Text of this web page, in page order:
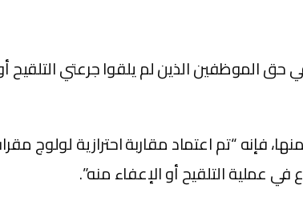
حق الموظفين الذين لم يلقوا جرعتي التلقيح
فإنه “تم اعتماد مقاربة احترازية لولوج
في عملية التلقيح أو الإعفاء منه”.